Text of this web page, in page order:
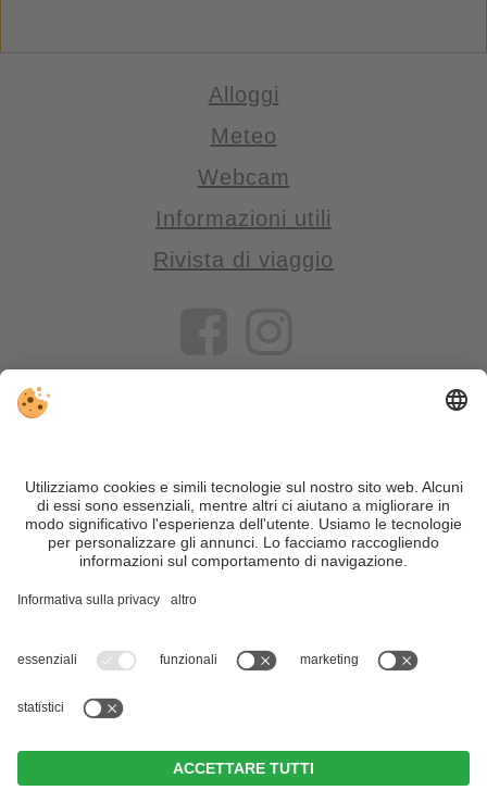
Alloggi
Meteo
Webcam
Informazioni utili
Rivista di viaggio
VIVOSüdtirol è il portale di viaggio per chi desidera vivere il
Trentino Alto Adige davvero – con consigli autentici, alloggi e
offerte su misura.
Nonostante il lavoro accurato e il costante aggiornamento dei
motivi di sicurezza, si prega di verificare chiedendo
| Part. IVA IT02365710215